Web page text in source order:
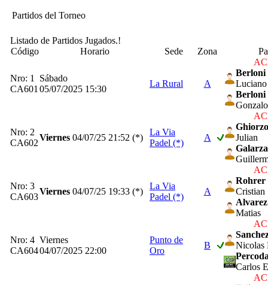
Partidos del Torneo
Listado de Partidos Jugados.!
Código
Horario Sede Zona
Nro: 1
CA601
Sábado
05/07/2025 15:30
La Rural A
Berloni
Luciano
Berloni
Nro: 2
CA602
Viernes 04/07/25 21:52 (*)
La Via
Padel (*)
A
Ghiorzo
Julian
Galarza
Nro: 3
CA603
Viernes 04/07/25 19:33 (*)
La Via
Padel (*)
A
Rohrer
Cristian
Alvarez
Matias
Nro: 4
CA604
Viernes
04/07/2025 22:00
Punto de
Oro
B
Nicolas
Carlos